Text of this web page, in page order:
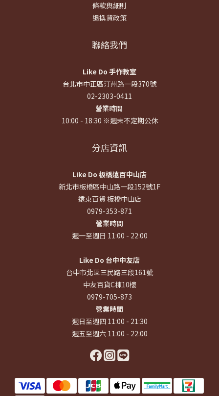
條款與細則
退換貨政策
聯絡我們
Like Do 手作教室
台北市中正區汀州路一段370號
02-2303-0411
營業時間
10:00 - 18:30 ※週末不定期公休
分店資訊
Like Do 板橋遠百中山店
新北市板橋區中山路一段152號1F
遠東百貨 板橋中山店
0979-353-871
營業時間
週一至週日 11:00 - 22:00
Like Do 台中中友店
台中市北區三民路三段161號
中友百貨C棟10樓
0979-705-873
營業時間
週日至週四 11:00 - 21:30
週五至週六 11:00 - 22:00